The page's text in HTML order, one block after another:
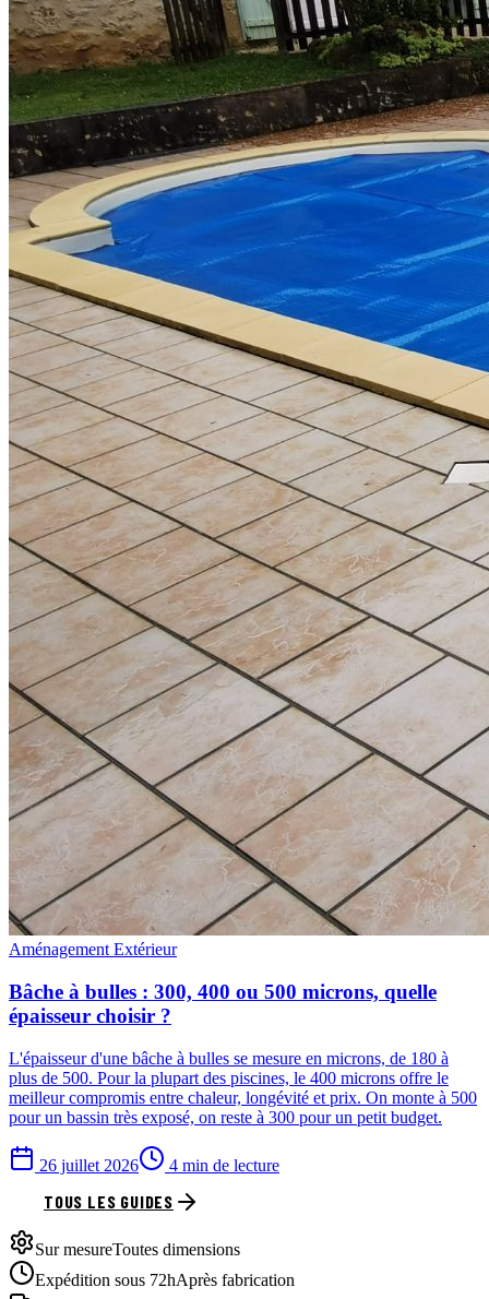
Aménagement Extérieur
Bâche à bulles : 300, 400 ou 500 microns, quelle
épaisseur choisir ?
L'épaisseur d'une bâche à bulles se mesure en microns, de 180 à
plus de 500. Pour la plupart des piscines, le 400 microns offre le
meilleur compromis entre chaleur, longévité et prix. On monte à 500
pour un bassin très exposé, on reste à 300 pour un petit budget.
26 juillet 2026 4 min de lecture
TOUS LES GUIDES
Sur mesureToutes dimensions
Expédition sous 72hAprès fabrication